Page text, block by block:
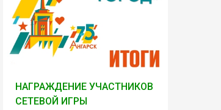
НАГРАЖДЕНИЕ УЧАСТНИКОВ
СЕТЕВОЙ ИГРЫ